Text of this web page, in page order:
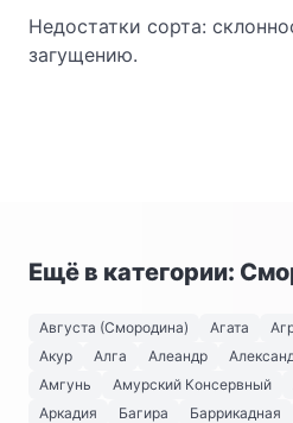
Недостатки сорта:
загущению.
Ещё в категории:
Августа (Смородина) Агата
Акур
Алга Алеандр
Амгунь
Амурский Консервный
Аркадия
Багира Баррикадная